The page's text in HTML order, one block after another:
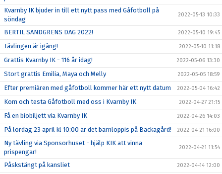
Kvarnby IK bjuder in till ett nytt pass med Gåfotboll på
söndag
2022-05-13 10:33
BERTIL SANDGRENS DAG 2022! 2022-05-10 19:45
Tävlingen är igång! 2022-05-10 11:18
Grattis Kvarnby IK - 116 år idag! 2022-05-06 13:30
Stort grattis Emilia, Maya och Melly 2022-05-05 18:59
Efter premiären med gåfotboll kommer här ett nytt datum 2022-05-04 16:42
Kom och testa Gåfotboll med oss i Kvarnby IK 2022-04-27 21:15
Få en biobiljett via Kvarnby IK 2022-04-26 14:03
På lördag 23 april kl 10:00 är det barnloppis på Bäckagård! 2022-04-21 16:00
Ny tävling via Sponsorhuset - hjälp KIK att vinna
prispengar!
2022-04-21 11:54
Påskstängt på kansliet 2022-04-14 12:00